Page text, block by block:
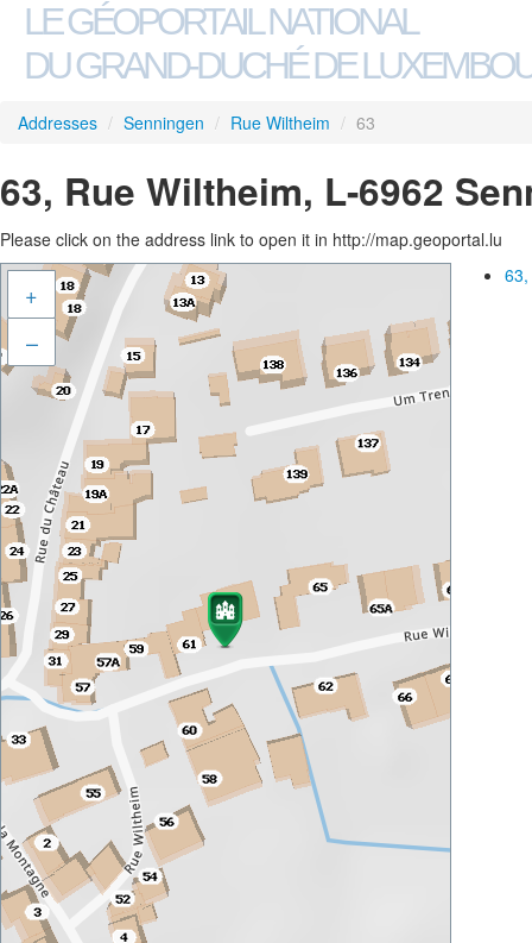
LE GÉOPORTAIL NATIONAL
DU GRAND-DUCHÉ DE
Addresses / Senningen / Rue Wiltheim / 63
63, Rue Wiltheim, L-6962
Please click on the address link to open it in http://map.geoportal.lu
+
–